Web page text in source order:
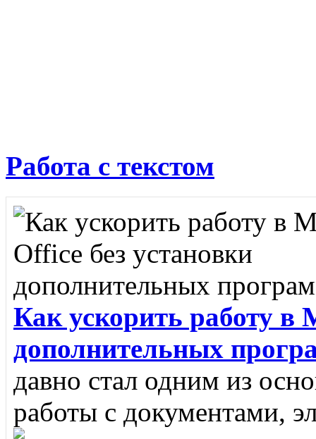
Работа с текстом
Как ускорить работу в
дополнительных
давно стал одним из
работы с документами,